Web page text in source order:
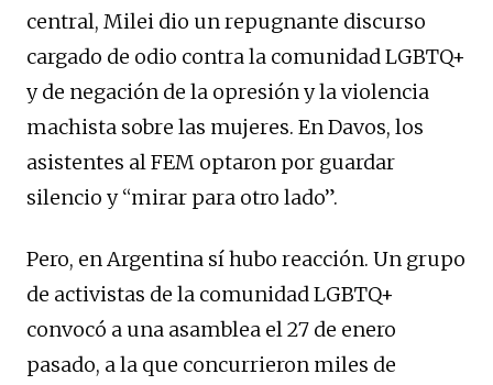
central, Milei dio un repugnante discurso
cargado de odio contra la comunidad LGBTQ+
y de negación de la opresión y la violencia
machista sobre las mujeres. En Davos, los
asistentes al FEM optaron por guardar
silencio y “mirar para otro lado”.
Pero, en Argentina sí hubo reacción. Un grupo
de activistas de la comunidad LGBTQ+
convocó a una asamblea el 27 de enero
pasado, a la que concurrieron miles de